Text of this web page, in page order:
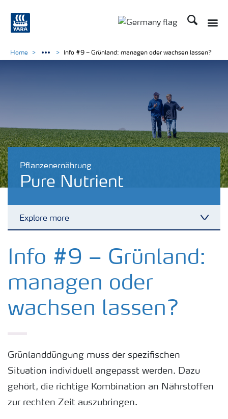
Suchen
Pflanzenernährung
Pure Nutrient
Explore more
Kulturen
Düngemittel
Tools & Services
Home Info #9 – Grünland: managen oder wachsen lassen?
Info #9 – Grünland:
managen oder
wachsen lassen?
Grünlanddüngung muss der spezifischen
Situation individuell angepasst werden. Dazu
gehört, die richtige Kombination an Nährstoffen
zur rechten Zeit auszubringen.